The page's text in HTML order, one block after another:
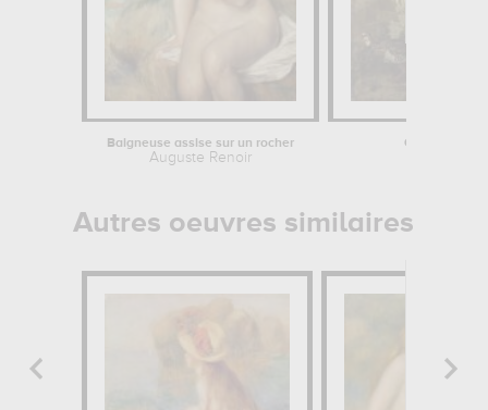
Baigneuse assise sur un rocher
Auguste Renoir
Chien en
Autres oeuvres similaires